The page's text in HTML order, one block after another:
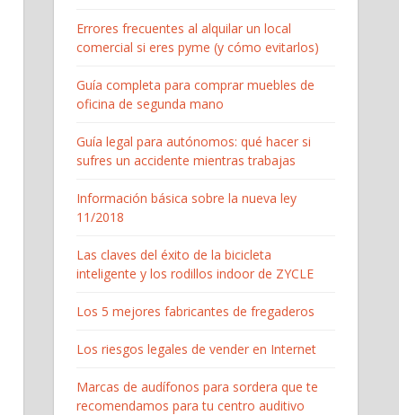
Errores frecuentes al alquilar un local
comercial si eres pyme (y cómo evitarlos)
Guía completa para comprar muebles de
oficina de segunda mano
Guía legal para autónomos: qué hacer si
sufres un accidente mientras trabajas
Información básica sobre la nueva ley
11/2018
Las claves del éxito de la bicicleta
inteligente y los rodillos indoor de ZYCLE
Los 5 mejores fabricantes de fregaderos
Los riesgos legales de vender en Internet
Marcas de audífonos para sordera que te
recomendamos para tu centro auditivo